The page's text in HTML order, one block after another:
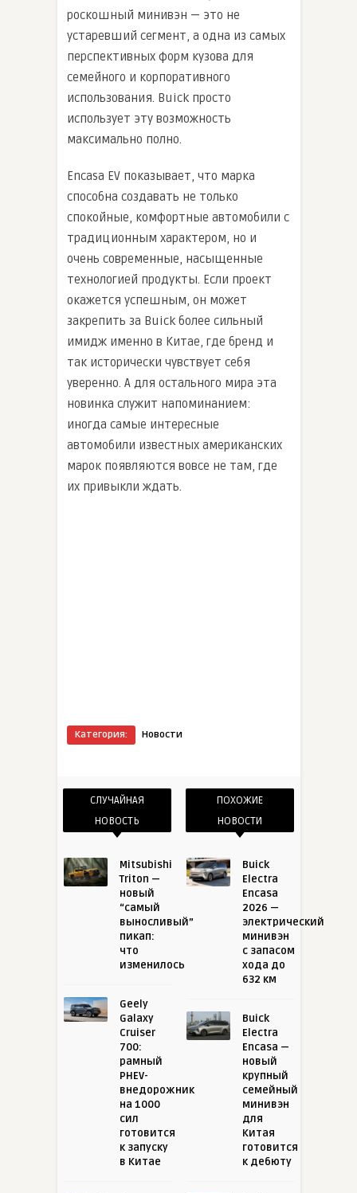
роскошный минивэн — это не
устаревший сегмент, а одна из самых
перспективных форм кузова для
семейного и корпоративного
использования. Buick просто
использует эту возможность
максимально полно.
Encasa EV показывает, что марка
способна создавать не только
спокойные, комфортные автомобили с
традиционным характером, но и
очень современные, насыщенные
технологией продукты. Если проект
окажется успешным, он может
закрепить за Buick более сильный
имидж именно в Китае, где бренд и
так исторически чувствует себя
уверенно. А для остального мира эта
новинка служит напоминанием:
иногда самые интересные
автомобили известных американских
марок появляются вовсе не там, где
их привыкли ждать.
Категория: Новости
СЛУЧАЙНАЯ
НОВОСТЬ
Mitsubishi
Triton —
новый
“самый
выносливый”
пикап:
что
изменилось
Geely
Galaxy
Cruiser
700:
рамный
PHEV-
внедорожник
на 1000
сил
готовится
к запуску
в Китае
ПОХОЖИЕ
НОВОСТИ
Buick
Electra
Encasa
2026 —
электрический
минивэн
с запасом
хода до
632 км
Buick
Electra
Encasa —
новый
крупный
семейный
минивэн
для
Китая
готовится
к дебюту